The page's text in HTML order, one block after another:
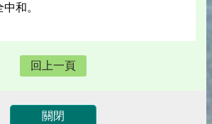
和。
回上一頁
關閉